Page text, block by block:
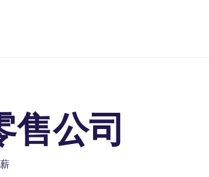
公司